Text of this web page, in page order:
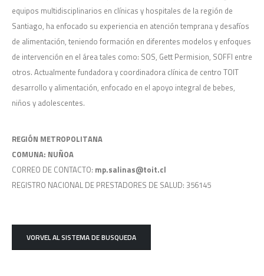
equipos multidisciplinarios en clínicas y hospitales de la región de
Santiago, ha enfocado su experiencia en atención temprana y desafíos
de alimentación, teniendo formación en diferentes modelos y enfoques
de intervención en el área tales como: SOS, Gett Permision, SOFFI entre
otros. Actualmente fundadora y coordinadora clínica de centro TOIT
desarrollo y alimentación, enfocado en el apoyo integral de bebes,
niños y adolescentes.
REGIÓN METROPOLITANA
COMUNA: NUÑOA
CORREO DE CONTACTO: mp.salinas@toit.cl
REGISTRO NACIONAL DE PRESTADORES DE SALUD: 356145
VORVEL AL SISTEMA DE BUSQUEDA